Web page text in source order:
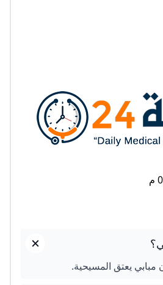
مبابي يعتق المسيحية.